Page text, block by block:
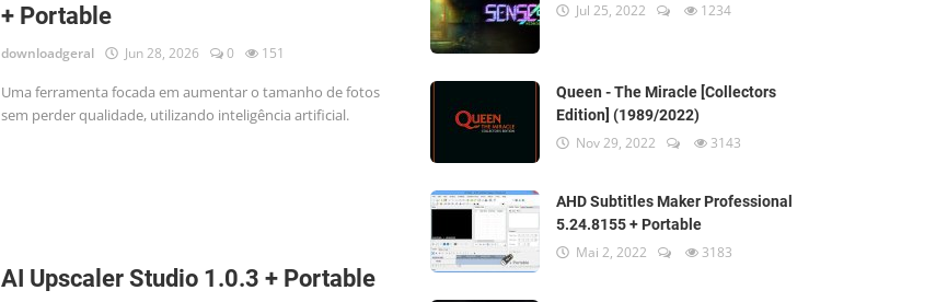
+ Portable
downloadgeral Jun 28, 2026 0 151
Uma ferramenta focada em aumentar o tamanho de fotos
sem perder qualidade, utilizando inteligência artificial.
AI Upscaler Studio 1.0.3 + Portable
Jul 25, 2022 1234
Queen - The Miracle [Collectors
Edition] (1989/2022)
Nov 29, 2022 3143
AHD Subtitles Maker Professional
5.24.8155 + Portable
Mai 2, 2022 3183